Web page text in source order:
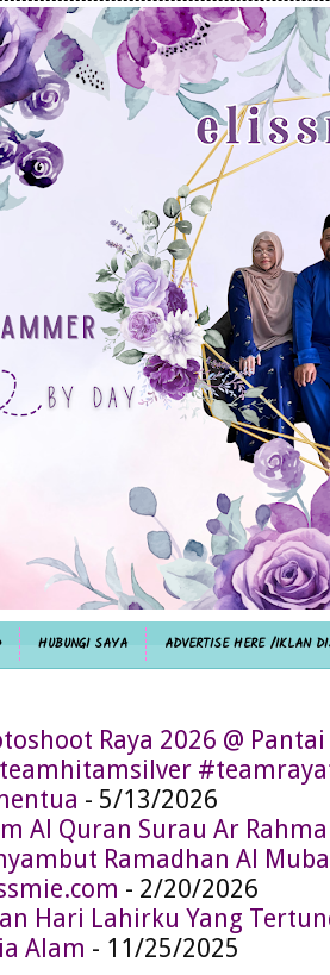
HUBUNGI SAYA ADVERTISE HERE /IKLAN
Raya 2026 @ Pantai
- 5/13/2026
Al Quran Surau Ar
Ramadhan Al
- 2/20/2026
Hari Lahirku Yang
Alam - 11/25/2025